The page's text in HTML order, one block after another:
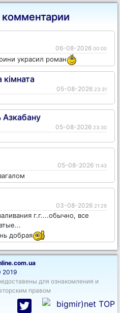
06-08-2026 00:00
украсил роман
кімната
05-08-2026 23:31
Азкабану
05-08-2026 23:30
05-08-2026 11:43
03-08-2026 21:29
г.г....обычно, все
добрая
2019
для ознакомления и
правом